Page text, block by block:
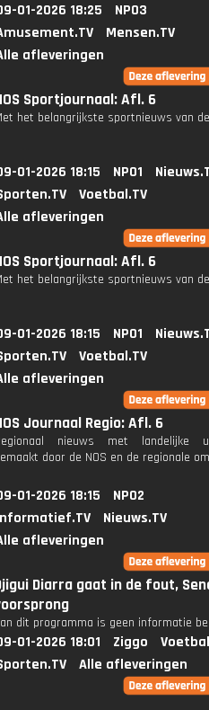
01-2026 18:25
NPO3
Mensen.TV
afleveringen
Sportjournaal: Afl. 6
het belangrijkste sportnieuws van
01-2026 18:15 NPO1
Voetbal.TV
afleveringen
Sportjournaal: Afl. 6
het belangrijkste sportnieuws van
01-2026 18:15 NPO1
Voetbal.TV
afleveringen
Journaal Regio: Afl. 6
nieuws met landelijke
door de NOS en de regionale
01-2026 18:15
NPO2
Nieuws.TV
afleveringen
Diarra gaat in de fout,
dit programma is geen informatie
01-2026 18:01 Ziggo
Alle afleveringen